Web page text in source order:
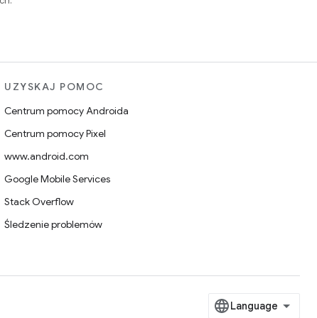
UZYSKAJ POMOC
Centrum pomocy Androida
Centrum pomocy Pixel
www.android.com
Google Mobile Services
Stack Overflow
Śledzenie problemów